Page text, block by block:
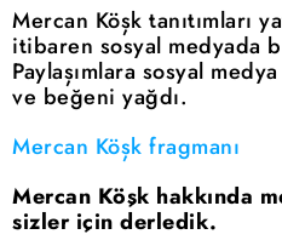
Mercan Köşk tanıtımları
itibaren sosyal medyada
Paylaşımlara sosyal
ve beğeni yağdı.
Mercan Köşk fragmanı
Mercan Köşk hakkında
sizler için derledik.